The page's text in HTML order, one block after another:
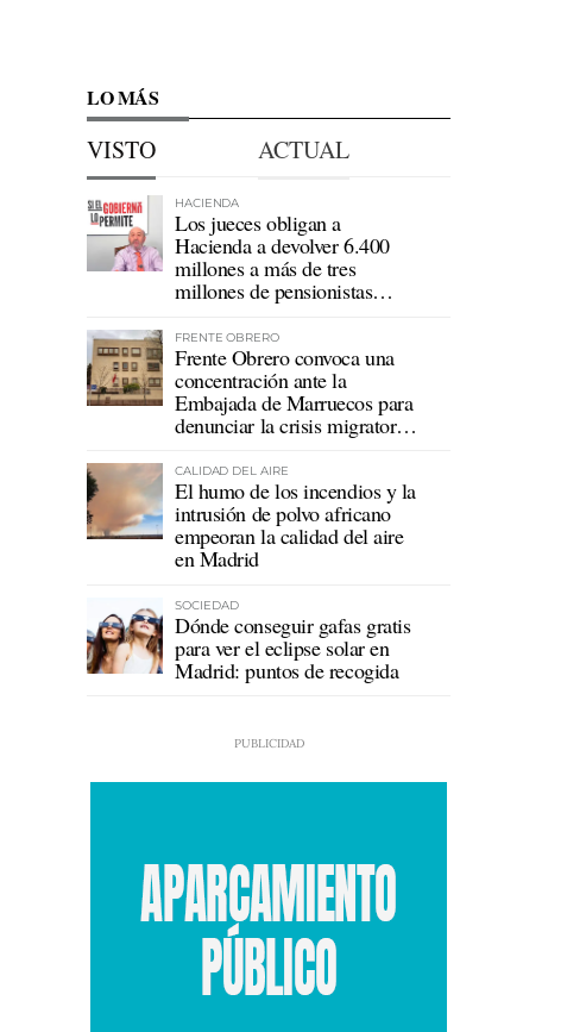
LO MÁS
VISTO ACTUAL
HACIENDA
Los jueces obligan a
Hacienda a devolver 6.400
millones a más de tres
millones de pensionistas
FRENTE OBRERO
Frente Obrero convoca una
concentración ante la
Embajada de Marruecos para
denunciar la crisis migratoria
CALIDAD DEL AIRE
El humo de los incendios y la
intrusión de polvo africano
empeoran la calidad del aire
en Madrid
SOCIEDAD
Dónde conseguir gafas gratis
para ver el eclipse solar en
Madrid: puntos de recogida